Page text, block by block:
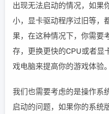
出现无法启动的情况，如果
小，显卡驱动程序过旧等，
果，在这种情况下，你需要
存，更换更快的CPU或者显
戏电脑来提高你的游戏体验。
我们也需要考虑的是操作系
启动的问题，如果你的系统